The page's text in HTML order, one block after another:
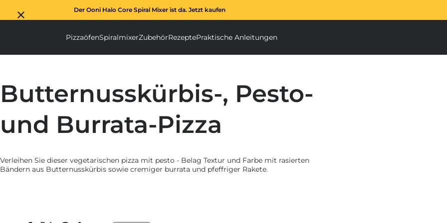
Der Ooni Halo Core Spiral Mixer ist da. Jetzt kaufen
Pizzaöfen Pizzaöfen submenu
Spiralmixer Spiralmixer submenu
Zubehör Zubehör submenu
RezeptePraktische Anleitungen
Butternusskürbis-, Pesto-
und Burrata-Pizza
Verleihen Sie dieser vegetarischen pizza mit pesto - Belag Textur und Farbe mit rasierten
Bändern aus Butternusskürbis sowie cremiger burrata und pfeffriger Rakete.